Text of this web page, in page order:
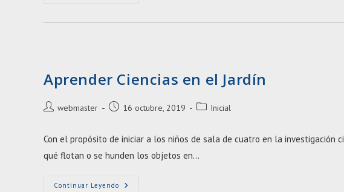
CEB
Aprender Ciencias en el Jardín
Autor
entrada:
webmaster
Entrada16 octubre, 2019
Categoría
entrada:
Inicial
Con el propósito de iniciar a los niños de sala de cuatro en la investigación
qué flotan o se hunden los objetos en…
Continuar Leyendo Aprender